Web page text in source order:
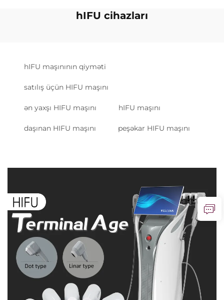
hIFU cihazları
hIFU maşınının qiyməti
satılış üçün HIFU maşını
ən yaxşı HIFU maşını hIFU maşını
daşınan HIFU maşını peşəkar HIFU maşını